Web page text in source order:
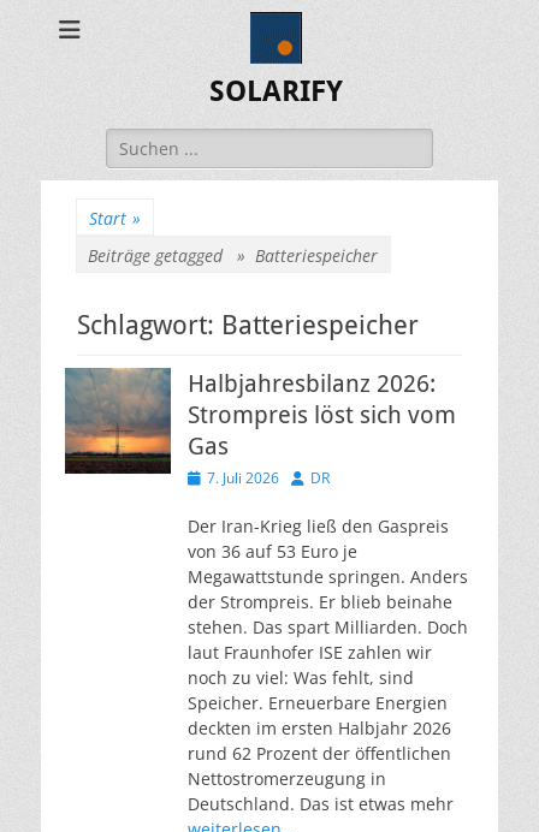
SOLARIFY
Suchen
nach:
Start »
Beiträge getagged » Batteriespeicher
Schlagwort: Batteriespeicher
Halbjahresbilanz 2026:
Strompreis löst sich vom
Gas
Veröffentlicht
7. Juli 2026 Autor
DR
Der Iran-Krieg ließ den Gaspreis
von 36 auf 53 Euro je
Megawattstunde springen. Anders
der Strompreis. Er blieb beinahe
stehen. Das spart Milliarden. Doch
laut Fraunhofer ISE zahlen wir
noch zu viel: Was fehlt, sind
Speicher. Erneuerbare Energien
deckten im ersten Halbjahr 2026
rund 62 Prozent der öffentlichen
Nettostromerzeugung in
Deutschland. Das ist etwas mehr